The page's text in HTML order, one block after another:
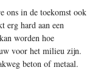
ons in de toekomst ook
erg hard aan een
worden hoe
voor het milieu zijn.
beton of metaal.